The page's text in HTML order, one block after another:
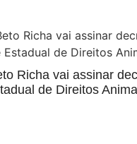
Richa vai assinar
de Direitos